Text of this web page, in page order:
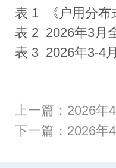
表 1 《户用分布
表 2 2026年3月
表 3 2026年3-4
上一篇： 2026年
下一篇： 2026年